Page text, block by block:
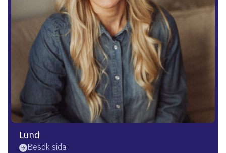
Lund
Besök sida